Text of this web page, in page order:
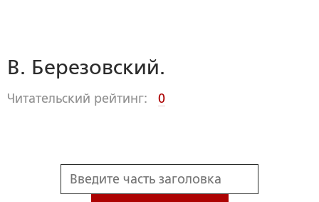
В. Березовский.
Читательский рейтинг: 0